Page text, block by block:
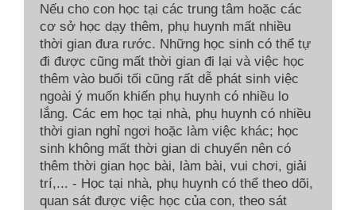
Nếu cho con học tại các trung tâm hoặc các
cơ sở học dạy thêm, phụ huynh mất nhiều
thời gian đưa rước. Những học sinh có thể tự
đi được cũng mất thời gian đi lại và việc học
thêm vào buổi tối cũng rất dễ phát sinh việc
ngoài ý muốn khiến phụ huynh có nhiều lo
lắng. Các em học tại nhà, phụ huynh có nhiều
thời gian nghỉ ngơi hoặc làm việc khác; học
sinh không mất thời gian di chuyển nên có
thêm thời gian học bài, làm bài, vui chơi, giải
trí,... - Học tại nhà, phụ huynh có thể theo dõi,
quan sát được việc học của con, theo sát